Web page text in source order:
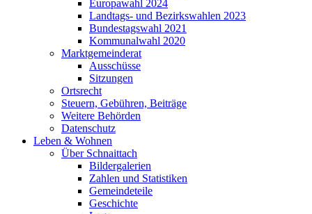
Europawahl 2024
Landtags- und Bezirkswahlen 2023
Bundestagswahl 2021
Kommunalwahl 2020
Marktgemeinderat
Ausschüsse
Sitzungen
Ortsrecht
Steuern, Gebühren, Beiträge
Weitere Behörden
Datenschutz
Leben & Wohnen
Über Schnaittach
Bildergalerien
Zahlen und Statistiken
Gemeindeteile
Geschichte